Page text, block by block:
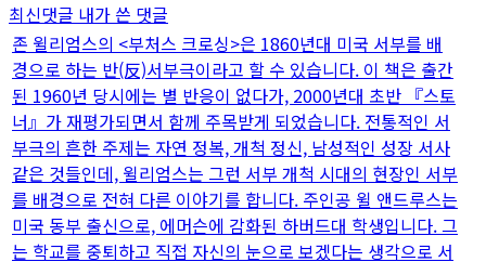
최신댓글 내가 쓴 댓글
존 윌리엄스의 <부처스 크로싱>은 1860년대 미국 서부를 배
경으로 하는 반(反)서부극이라고 할 수 있습니다. 이 책은 출간
된 1960년 당시에는 별 반응이 없다가, 2000년대 초반 『스토
너』가 재평가되면서 함께 주목받게 되었습니다. 전통적인 서
부극의 흔한 주제는 자연 정복, 개척 정신, 남성적인 성장 서사
같은 것들인데, 윌리엄스는 그런 서부 개척 시대의 현장인 서부
를 배경으로 전혀 다른 이야기를 합니다. 주인공 윌 앤드루스는
미국 동부 출신으로, 에머슨에 감화된 하버드대 학생입니다. 그
는 학교를 중퇴하고 직접 자신의 눈으로 보겠다는 생각으로 서